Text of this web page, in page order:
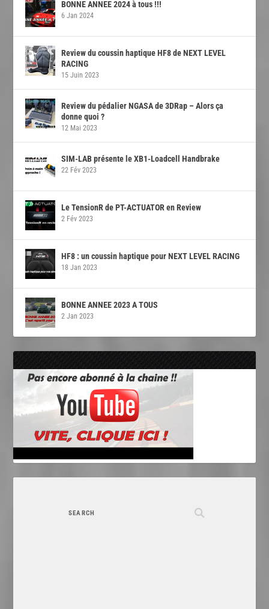
BONNE ANNEE 2024 à tous !!!
6 Jan 2024
Review du coussin haptique HF8 de NEXT LEVEL
RACING
15 Juin 2023
Review du pédalier NGASA de 3DRap – Alors ça
donne quoi ?
12 Mai 2023
SIM-LAB présente le XB1-Loadcell Handbrake
22 Fév 2023
Le TensionR de PT-ACTUATOR en Review
2 Fév 2023
HF8 : un coussin haptique pour NEXT LEVEL RACING
18 Jan 2023
BONNE ANNEE 2023 A TOUS
2 Jan 2023